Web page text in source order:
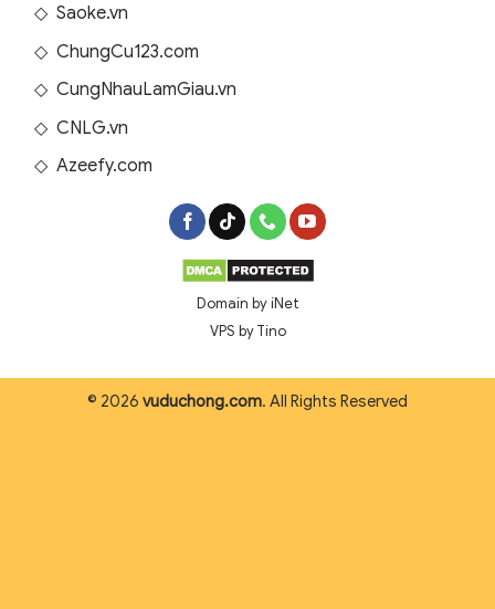
◇ Saoke.vn
◇ ChungCu123.com
◇ CungNhauLamGiau.vn
◇ CNLG.vn
◇ Azeefy.com
Domain by iNet
VPS by Tino
© 2026 vuduchong.com. All Rights Reserved